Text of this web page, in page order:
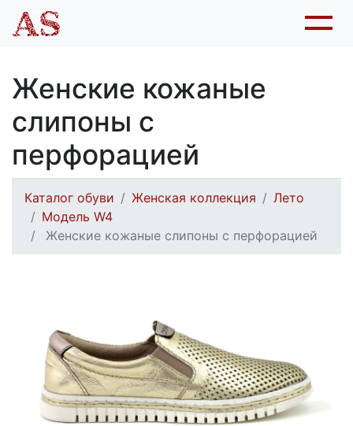
Женские кожаные
слипоны с
перфорацией
Каталог обуви Женская коллекция
Лето
Модель W4
Женские кожаные слипоны с перфорацией